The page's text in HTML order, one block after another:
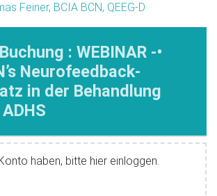
Feiner, BCIA BCN, QEEG-D
: WEBINAR -•
Neurofeedback-
in der Behandlung
haben, bitte hier einloggen.